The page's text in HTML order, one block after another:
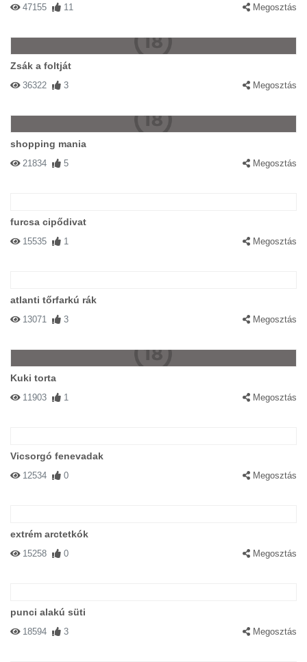
47155 11 Megosztás
Zsák a foltját
36322 3 Megosztás
shopping mania
21834 5 Megosztás
furcsa cipődivat
15535 1 Megosztás
atlanti tőrfarkú rák
13071 3 Megosztás
Kuki torta
11903 1 Megosztás
Vicsorgó fenevadak
12534 0 Megosztás
extrém arctetkók
15258 0 Megosztás
punci alakú süti
18594 3 Megosztás